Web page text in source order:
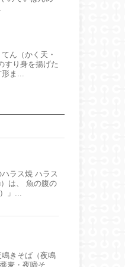
ん（かく天・
すり身を揚げた
ま...
ラス焼 ハラス
）は、 魚の腹の
」...
きそば（夜鳴
麦・夜啼そ